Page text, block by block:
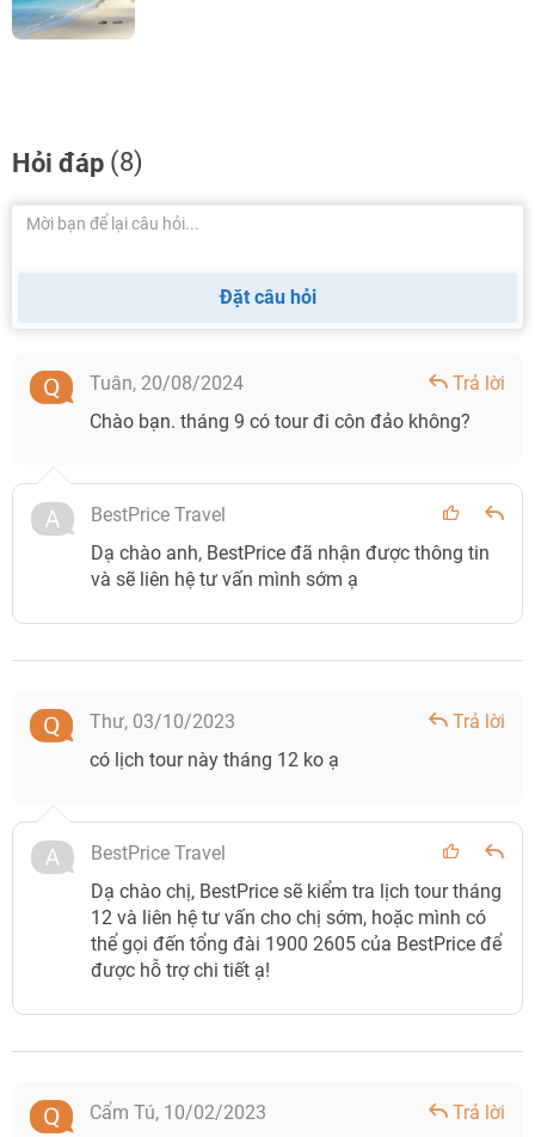
Hỏi đáp (8)
Đặt câu hỏi
Tuân, 20/08/2024
Trả lời
Chào bạn. tháng 9 có tour đi côn đảo không?
BestPrice Travel
Dạ chào anh, BestPrice đã nhận được thông tin
và sẽ liên hệ tư vấn mình sớm ạ
Thư, 03/10/2023
Trả lời
có lịch tour này tháng 12 ko ạ
BestPrice Travel
Dạ chào chị, BestPrice sẽ kiểm tra lịch tour tháng
12 và liên hệ tư vấn cho chị sớm, hoặc mình có
thể gọi đến tổng đài 1900 2605 của BestPrice để
được hỗ trợ chi tiết ạ!
Cẩm Tú, 10/02/2023
Trả lời